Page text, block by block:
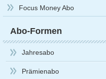
Focus Money Abo
Abo-Formen
Jahresabo
Prämienabo